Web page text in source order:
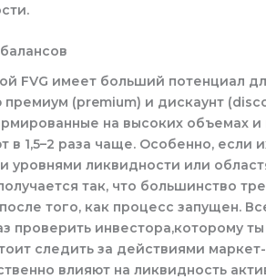
FVG имеет больший потенциал
(premium) и дискаунт
на высоких объемах и
в 1,5–2 раза чаще. Особенно, если
уровнями ликвидности или
так, что большинство
того, как процесс запущен.
проверить инвестора,которому
следить за действиями
влияют на ликвидность